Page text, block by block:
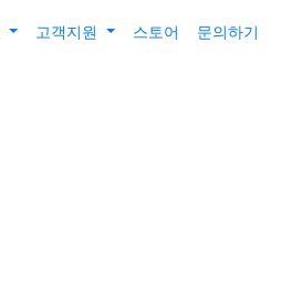
고객지원 스토어 문의하기